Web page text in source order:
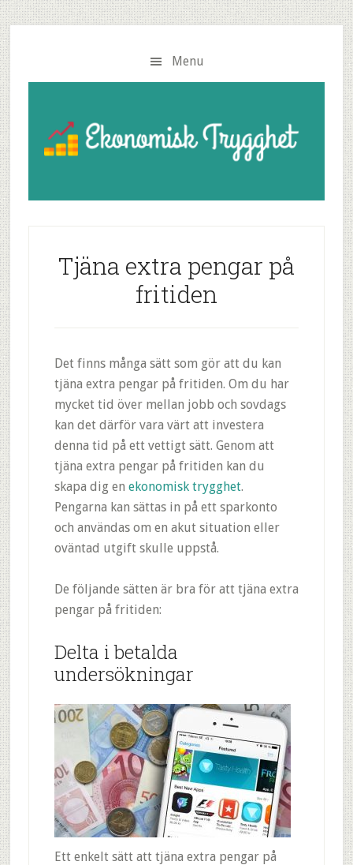
Menu
Tjäna extra pengar på
fritiden
Det finns många sätt som gör att du kan
tjäna extra pengar på fritiden. Om du har
mycket tid över mellan jobb och sovdags
kan det därför vara värt att investera
denna tid på ett vettigt sätt. Genom att
tjäna extra pengar på fritiden kan du
skapa dig en ekonomisk trygghet.
Pengarna kan sättas in på ett sparkonto
och användas om en akut situation eller
oväntad utgift skulle uppstå.
De följande sätten är bra för att tjäna extra
pengar på fritiden:
Delta i betalda
undersökningar
Ett enkelt sätt att tjäna extra pengar på